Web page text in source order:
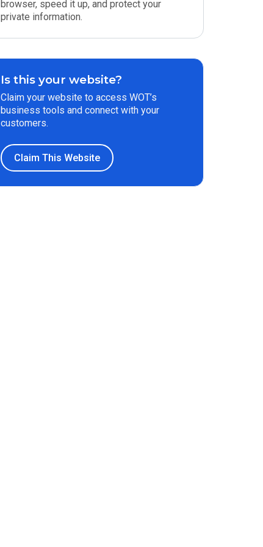
browser, speed it up, and protect your
private information.
Is this your website?
Claim your website to access WOT’s
business tools and connect with your
customers.
Claim This Website